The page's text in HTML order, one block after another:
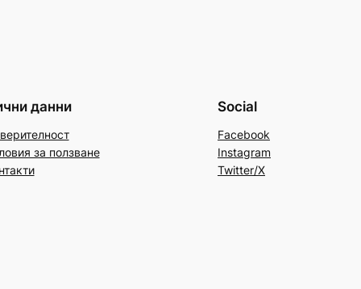
данни
за ползване
Social
Facebook
Instagram
Twitter/X